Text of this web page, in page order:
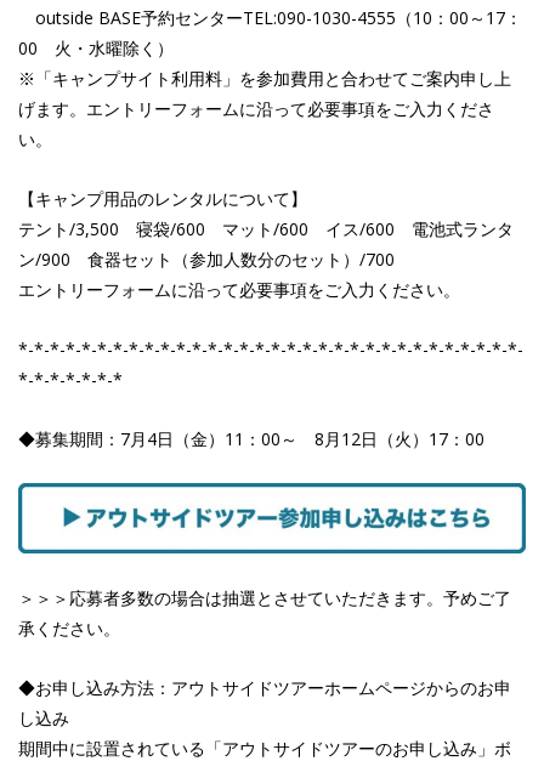
outside BASE予約センターTEL:090-1030-4555（10：00～17：
00 火・水曜除く）
※「キャンプサイト利用料」を参加費用と合わせてご案内申し上
げます。エントリーフォームに沿って必要事項をご入力くださ
い。
【キャンプ用品のレンタルについて】
テント/3,500 寝袋/600 マット/600 イス/600 電池式ランタ
ン/900 食器セット（参加人数分のセット）/700
エントリーフォームに沿って必要事項をご入力ください。
*-*-*-*-*-*-*-*-*-*-*-*-*-*-*-*-*-*-*-*-*-*-*-*-*-*-*-*-*-*-*-*-
*-*-*-*-*-*-*
◆募集期間：7月4日（金）11：00～ 8月12日（火）17：00
＞＞＞応募者多数の場合は抽選とさせていただきます。予めご了
承ください。
◆お申し込み方法：アウトサイドツアーホームページからのお申
し込み
期間中に設置されている「アウトサイドツアーのお申し込み」ボ